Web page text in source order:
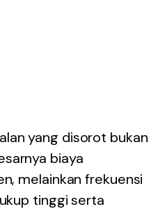
yang disorot bukan
biaya
melainkan frekuensi
tinggi serta